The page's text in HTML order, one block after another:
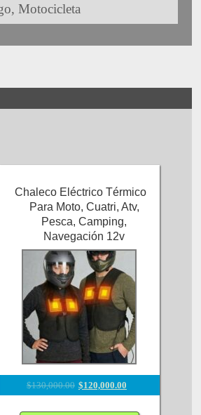
,Motocicleta
Chaleco Eléctrico Térmico
Para Moto, Cuatri, Atv,
Pesca, Camping,
Navegación 12v
$130,000.00 $120,000.00